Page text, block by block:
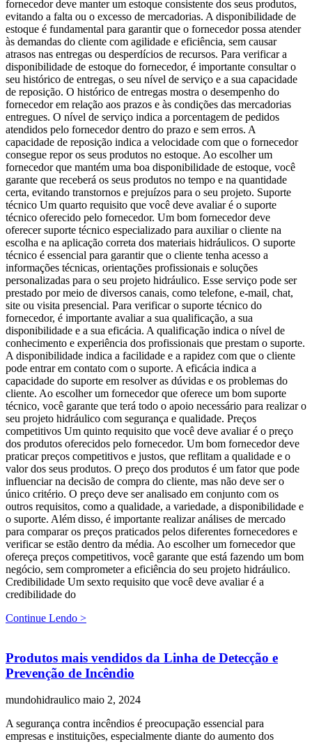
fornecedor deve manter um estoque consistente dos seus produtos,
evitando a falta ou o excesso de mercadorias. A disponibilidade de
estoque é fundamental para garantir que o fornecedor possa atender
às demandas do cliente com agilidade e eficiência, sem causar
atrasos nas entregas ou desperdícios de recursos. Para verificar a
disponibilidade de estoque do fornecedor, é importante consultar o
seu histórico de entregas, o seu nível de serviço e a sua capacidade
de reposição. O histórico de entregas mostra o desempenho do
fornecedor em relação aos prazos e às condições das mercadorias
entregues. O nível de serviço indica a porcentagem de pedidos
atendidos pelo fornecedor dentro do prazo e sem erros. A
capacidade de reposição indica a velocidade com que o fornecedor
consegue repor os seus produtos no estoque. Ao escolher um
fornecedor que mantém uma boa disponibilidade de estoque, você
garante que receberá os seus produtos no tempo e na quantidade
certa, evitando transtornos e prejuízos para o seu projeto. Suporte
técnico Um quarto requisito que você deve avaliar é o suporte
técnico oferecido pelo fornecedor. Um bom fornecedor deve
oferecer suporte técnico especializado para auxiliar o cliente na
escolha e na aplicação correta dos materiais hidráulicos. O suporte
técnico é essencial para garantir que o cliente tenha acesso a
informações técnicas, orientações profissionais e soluções
personalizadas para o seu projeto hidráulico. Esse serviço pode ser
prestado por meio de diversos canais, como telefone, e-mail, chat,
site ou visita presencial. Para verificar o suporte técnico do
fornecedor, é importante avaliar a sua qualificação, a sua
disponibilidade e a sua eficácia. A qualificação indica o nível de
conhecimento e experiência dos profissionais que prestam o suporte.
A disponibilidade indica a facilidade e a rapidez com que o cliente
pode entrar em contato com o suporte. A eficácia indica a
capacidade do suporte em resolver as dúvidas e os problemas do
cliente. Ao escolher um fornecedor que oferece um bom suporte
técnico, você garante que terá todo o apoio necessário para realizar o
seu projeto hidráulico com segurança e qualidade. Preços
competitivos Um quinto requisito que você deve avaliar é o preço
dos produtos oferecidos pelo fornecedor. Um bom fornecedor deve
praticar preços competitivos e justos, que reflitam a qualidade e o
valor dos seus produtos. O preço dos produtos é um fator que pode
influenciar na decisão de compra do cliente, mas não deve ser o
único critério. O preço deve ser analisado em conjunto com os
outros requisitos, como a qualidade, a variedade, a disponibilidade e
o suporte. Além disso, é importante realizar análises de mercado
para comparar os preços praticados pelos diferentes fornecedores e
verificar se estão dentro da média. Ao escolher um fornecedor que
ofereça preços competitivos, você garante que está fazendo um bom
negócio, sem comprometer a eficiência do seu projeto hidráulico.
Credibilidade Um sexto requisito que você deve avaliar é a
credibilidade do
Continue Lendo >
Produtos mais vendidos da Linha de Detecção e
Prevenção de Incêndio
mundohidraulico maio 2, 2024
A segurança contra incêndios é preocupação essencial para
empresas e instituições, especialmente diante do aumento dos